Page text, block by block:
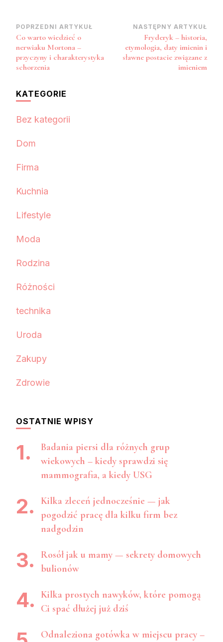
Nawigacja
wpisu
POPRZEDNI ARTYKUŁ
Co warto wiedzieć o
nerwiaku Mortona –
przyczyny i charakterystyka
schorzenia
NASTĘPNY ARTYKUŁ
Fryderyk – historia,
etymologia, daty imienin i
sławne postacie związane z
imieniem
KATEGORIE
Bez kategorii
Dom
Firma
Kuchnia
Lifestyle
Moda
Rodzina
Różności
technika
Uroda
Zakupy
Zdrowie
OSTATNIE WPISY
Badania piersi dla różnych grup
wiekowych – kiedy sprawdzi się
mammografia, a kiedy USG
Kilka zleceń jednocześnie — jak
pogodzić pracę dla kilku firm bez
nadgodzin
Rosół jak u mamy — sekrety domowych
bulionów
Kilka prostych nawyków, które pomogą
Ci spać dłużej już dziś
Odnaleziona gotówka w miejscu pracy –